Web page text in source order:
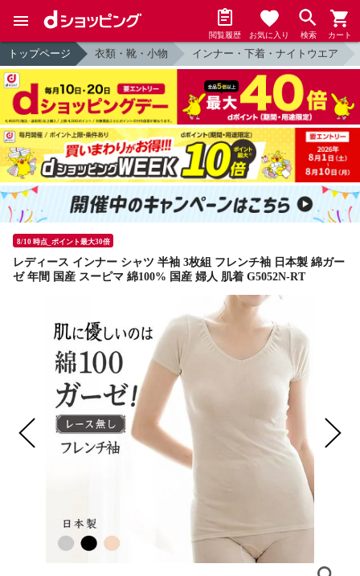
閲覧履歴 お気に入り 検索 カート
トップページ 衣類・靴・小物 インナー・下着・ナイトウエア
8/10 時点_ポイント最大30倍
レディース インナー シャツ 半袖 3枚組 フレンチ袖 日本製 綿ガー
ゼ 年間 国産 スーピマ 綿100% 国産 婦人 肌着 G5052N-RT